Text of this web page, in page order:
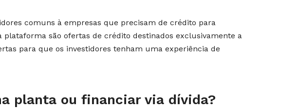
comuns à empresas que precisam de crédito para
são ofertas de crédito destinados exclusivamente a
para que os investidores tenham uma experiência de
planta ou financiar via dívida?